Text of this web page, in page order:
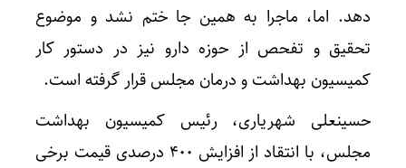
دهد. اما، ماجرا به همین جا ختم نشد و موضوع
تحقیق و تفحص از حوزه دارو نیز در دستور کار
کمیسیون بهداشت و درمان مجلس قرار گرفته است.
حسینعلی شهریاری، رئیس کمیسیون بهداشت
مجلس، با انتقاد از افزایش ۴۰۰ درصدی قیمت برخی